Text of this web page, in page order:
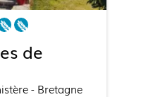
de
- Bretagne